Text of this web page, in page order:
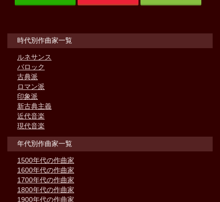
時代別作曲家一覧
ルネサンス
バロック
古典派
ロマン派
印象派
新古典主義
近代音楽
現代音楽
年代別作曲家一覧
1500年代の作曲家
1600年代の作曲家
1700年代の作曲家
1800年代の作曲家
1900年代の作曲家